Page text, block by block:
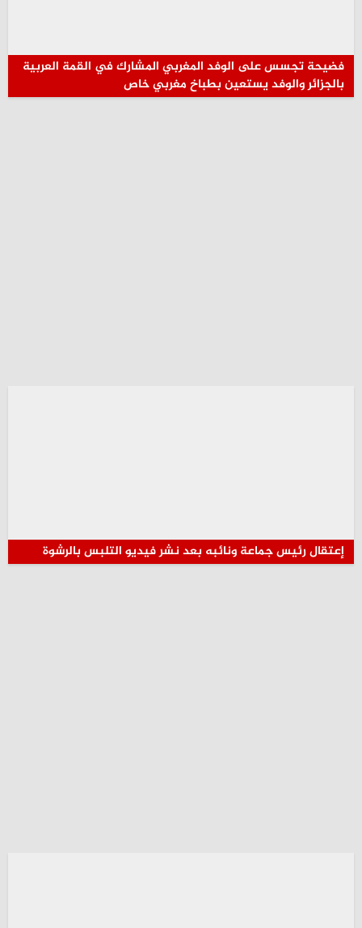
فضيحة تجسس على الوفد المغربي المشارك في القمة العربية
بالجزائر والوفد يستعين بطباخ مغربي خاص
إعتقال رئيس جماعة ونائبه بعد نشر فيديو التلبس بالرشوة